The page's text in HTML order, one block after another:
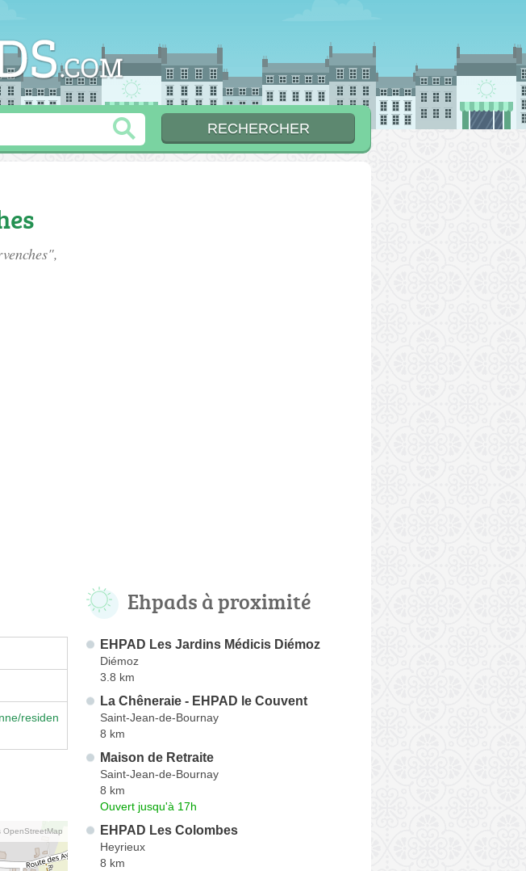
residen
OpenStreetMap
Ehpads à proximité
EHPAD Les Jardins Médicis Diémoz
Diémoz
3.8 km
La Chêneraie - EHPAD le Couvent
Saint-Jean-de-Bournay
8 km
Maison de Retraite
Saint-Jean-de-Bournay
8 km
Ouvert jusqu'à 17h
EHPAD Les Colombes
Heyrieux
8 km